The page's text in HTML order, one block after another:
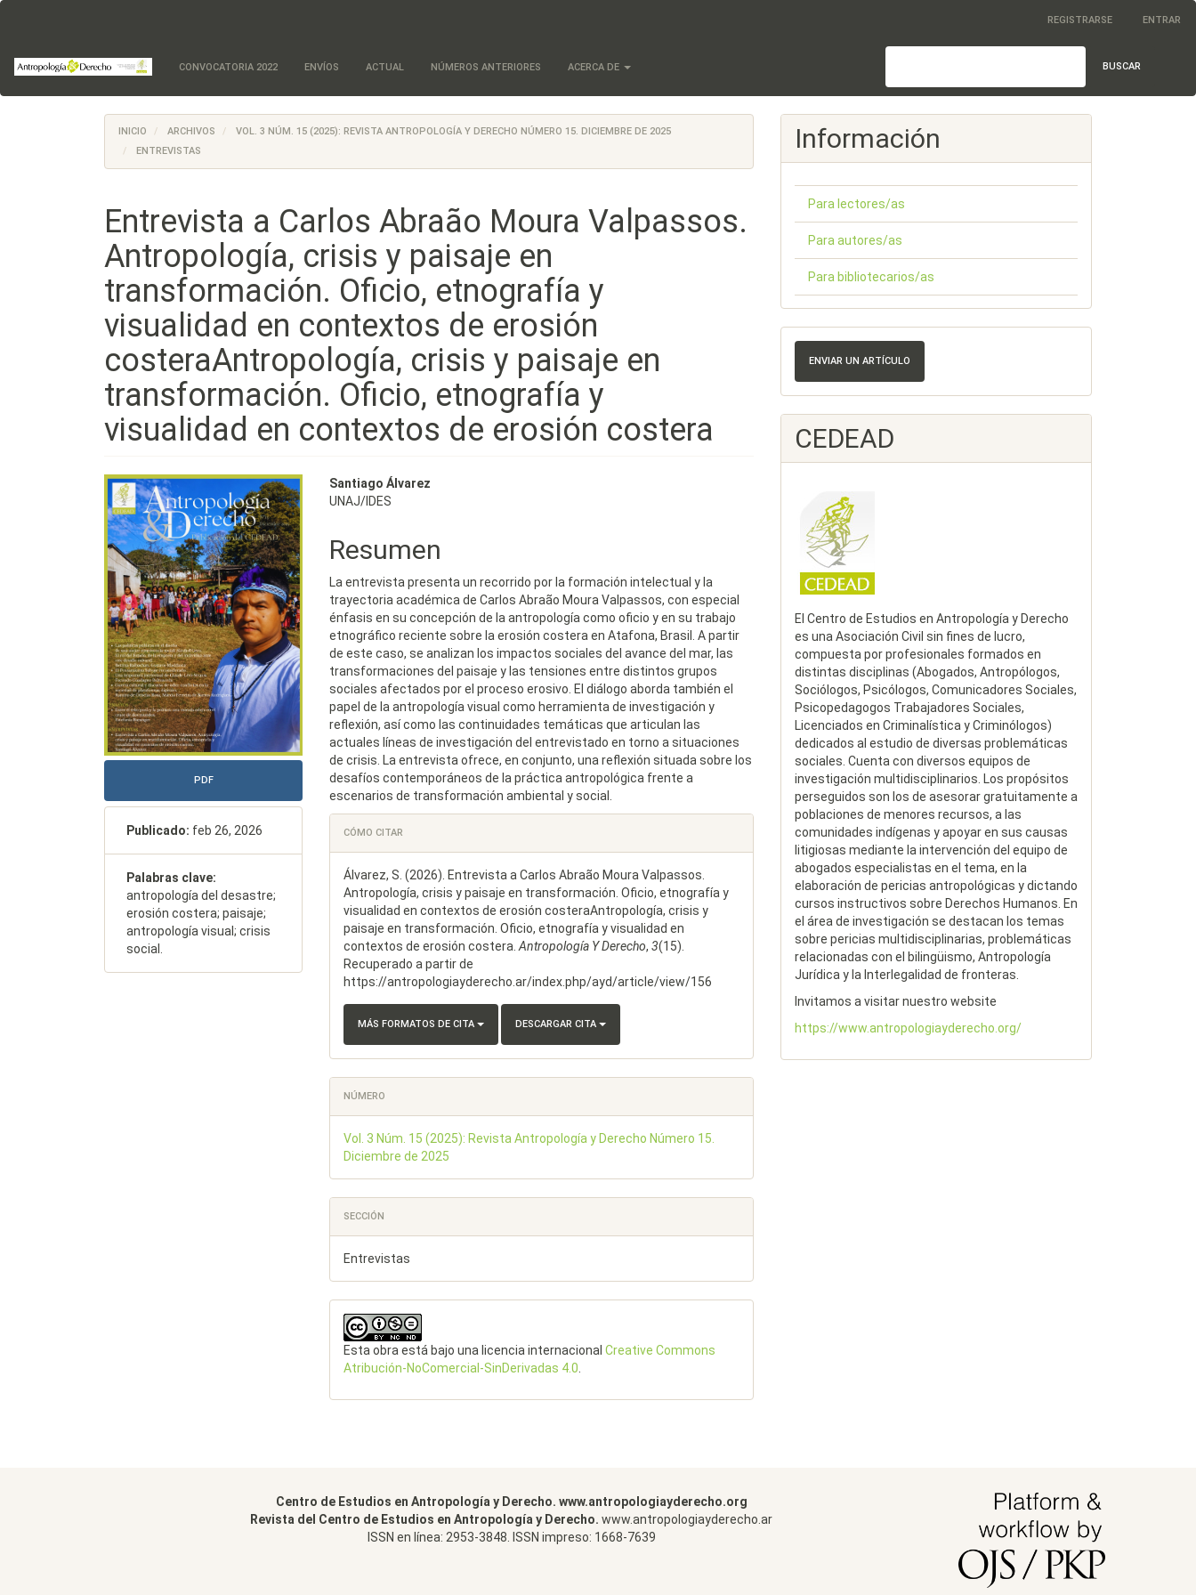
principal
Barra
lateral
REGISTRARSE ENTRAR
CONVOCATORIA 2022 ENVÍOS ACTUAL NÚMEROS ANTERIORES ACERCA DE BUSCAR
INICIO ARCHIVOS
VOL. 3 NÚM. 15 (2025): REVISTA ANTROPOLOGÍA Y DERECHO NÚMERO 15. DICIEMBRE DE 2025
ENTREVISTAS
Entrevista a Carlos Abraão Moura Valpassos.
Antropología, crisis y paisaje en
transformación. Oficio, etnografía y
visualidad en contextos de erosión
costeraAntropología, crisis y paisaje en
transformación. Oficio, etnografía y
visualidad en contextos de erosión costera
Barra
lateral
del
artículo
PDF
Publicado: feb 26, 2026
Palabras clave:
antropología del desastre;
erosión costera; paisaje;
antropología visual; crisis
social.
Contenido
del
artículo
Santiago Álvarez
UNAJ/IDES
Resumen
La entrevista presenta un recorrido por la formación intelectual y la
trayectoria académica de Carlos Abraão Moura Valpassos, con especial
énfasis en su concepción de la antropología como oficio y en su trabajo
etnográfico reciente sobre la erosión costera en Atafona, Brasil. A partir
de este caso, se analizan los impactos sociales del avance del mar, las
transformaciones del paisaje y las tensiones entre distintos grupos
sociales afectados por el proceso erosivo. El diálogo aborda también el
papel de la antropología visual como herramienta de investigación y
reflexión, así como las continuidades temáticas que articulan las
actuales líneas de investigación del entrevistado en torno a situaciones
de crisis. La entrevista ofrece, en conjunto, una reflexión situada sobre los
desafíos contemporáneos de la práctica antropológica frente a
escenarios de transformación ambiental y social.
Detalles
del
artículo
CÓMO CITAR
Álvarez, S. (2026). Entrevista a Carlos Abraão Moura Valpassos.
Antropología, crisis y paisaje en transformación. Oficio, etnografía y
visualidad en contextos de erosión costeraAntropología, crisis y
paisaje en transformación. Oficio, etnografía y visualidad en
contextos de erosión costera.Antropología Y Derecho,3(15).
Recuperado a partir de
https://antropologiayderecho.ar/index.php/ayd/article/view/156
MÁS FORMATOS DE CITA DESCARGAR CITA
NÚMERO
Vol. 3 Núm. 15 (2025): Revista Antropología y Derecho Número 15.
Diciembre de 2025
SECCIÓN
Entrevistas
Esta obra está bajo una licencia internacionalCreative Commons
Atribución-NoComercial-SinDerivadas 4.0
Información
Para lectores/as
Para autores/as
Para bibliotecarios/as
Enviar
un
artículo
ENVIAR UN ARTÍCULO
CEDEAD
El Centro de Estudios en Antropología y Derecho
es una Asociación Civil sin fines de lucro,
compuesta por profesionales formados en
distintas disciplinas (Abogados, Antropólogos,
Sociólogos, Psicólogos, Comunicadores Sociales,
Psicopedagogos Trabajadores Sociales,
Licenciados en Criminalística y Criminólogos)
dedicados al estudio de diversas problemáticas
sociales. Cuenta con diversos equipos de
investigación multidisciplinarios. Los propósitos
perseguidos son los de asesorar gratuitamente a
poblaciones de menores recursos, a las
comunidades indígenas y apoyar en sus causas
litigiosas mediante la intervención del equipo de
abogados especialistas en el tema, en la
elaboración de pericias antropológicas y dictando
cursos instructivos sobre Derechos Humanos. En
el área de investigación se destacan los temas
sobre pericias multidisciplinarias, problemáticas
relacionadas con el bilingüismo, Antropología
Jurídica y la Interlegalidad de fronteras.
Invitamos a visitar nuestro website
https://www.antropologiayderecho.org/
Centro de Estudios en Antropología y Derecho. www.antropologiayderecho.org
Revista del Centro de Estudios en Antropología y Derecho. www.antropologiayderecho.ar
ISSN en línea: 2953-3848. ISSN impreso: 1668-7639